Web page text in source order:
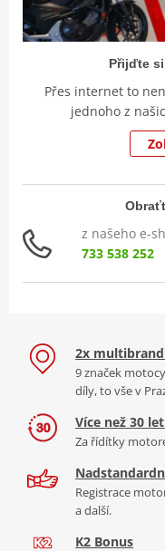
Přijďte
Přes internet to
jednoho z
z našeho e-
733 538 252
2x
9 značek
díly, to vše v
Více než 30
Za řídítky
Registrace
a další.
K2 Bonus